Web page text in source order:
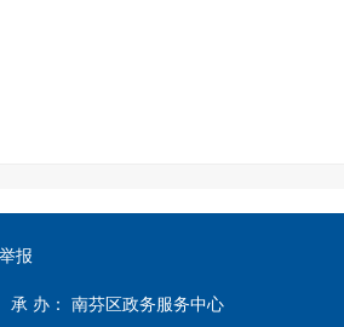
报
办： 南芬区政务服务中心